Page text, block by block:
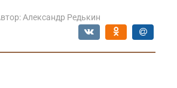
Александр Редькин